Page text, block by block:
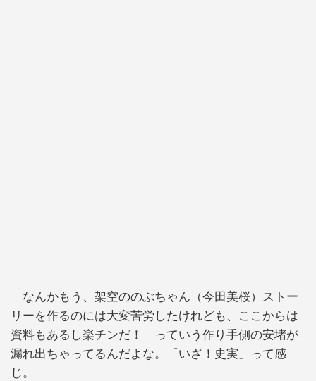
なんかもう、架空ののぶちゃん（今田美桜）ストー
リーを作るのには大変苦労したけれども、ここからは
資料もあるし楽チンだ！ っていう作り手側の安堵が
漏れ出ちゃってるんだよな。「いざ！史実」って感
じ。